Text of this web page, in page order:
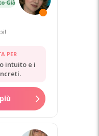
Già 27 000 consulti
PER
intuito e i